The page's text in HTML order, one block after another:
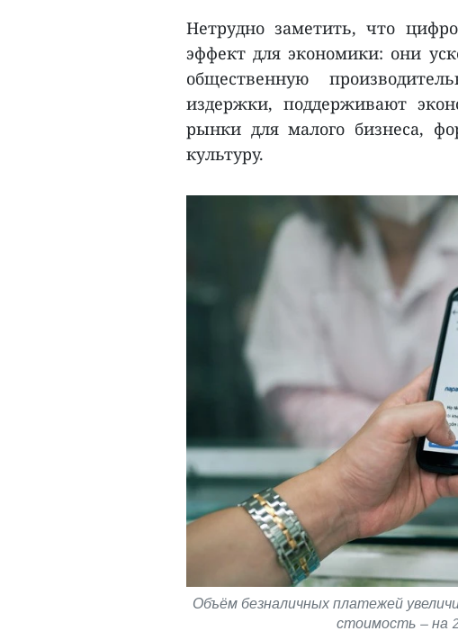
Нетрудно заметить, что
эффект для экономики: они
общественную
издержки, поддерживают
рынки для малого бизнеса,
культуру.
Объём безналичных платежей
стоимость — на